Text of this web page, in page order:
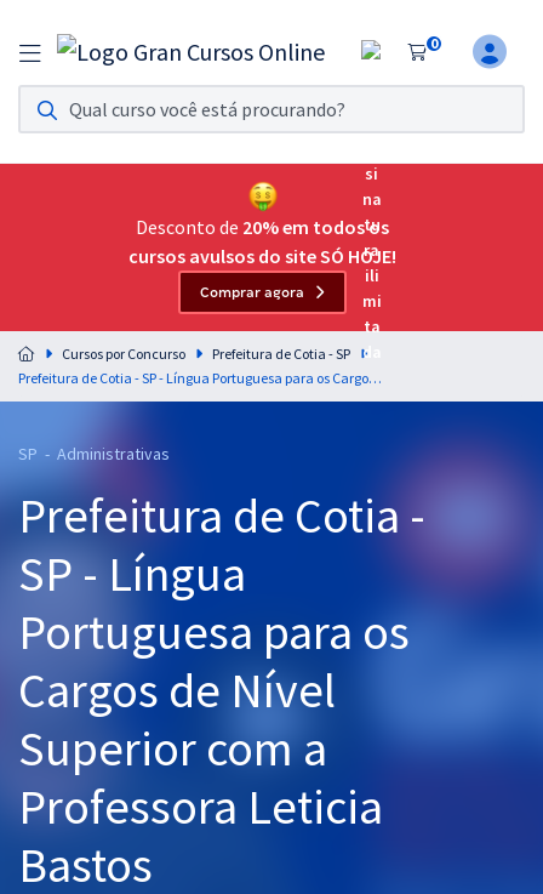
0
Assinatura Ilimitada 11
Acesso a todos os cursos. Teste grátis por 7 dias!
Assinatura OAB Até Passar
Acesso ilimitado a toda preparação para o Exame da
Residências Multiprofissionais
Preparação completa e intensiva para as principais
residências em saúde do Brasil
Cursos 20% OFF
Pós
Graduação
OAB
Questões grátis
Desconto de 20% em todos os
cursos avulsos do site SÓ HOJE!
Comprar agora
Cursos por Concurso
Prefeitura de Cotia - SP
Prefeitura de Cotia - SP - Língua Portuguesa para os Cargos de Nível Superior com a Professora Leticia Bastos
SP - Administrativas
Prefeitura de Cotia -
SP - Língua
Portuguesa para os
Cargos de Nível
Superior com a
Professora Leticia
Bastos